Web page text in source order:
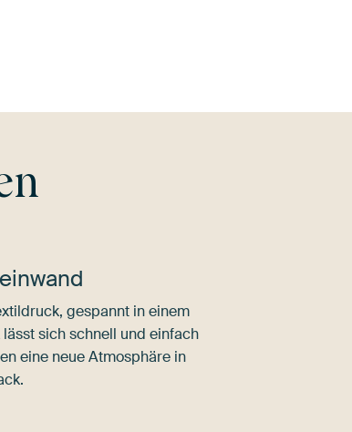
gespannt in einem
sich schnell und einfach
eine neue Atmosphäre in